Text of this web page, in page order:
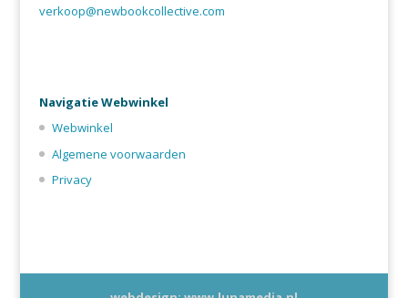
verkoop@newbookcollective.com
Navigatie Webwinkel
Webwinkel
Algemene voorwaarden
Privacy